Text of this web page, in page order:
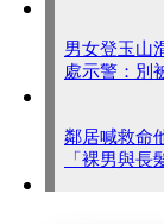
男女登玉
處示警：別
鄰居喊救命
「裸男與